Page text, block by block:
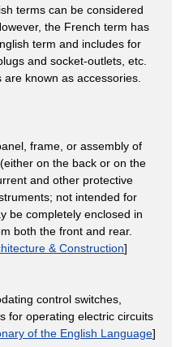
terms can be considered
the French term has
term and includes for
and socket-outlets, etc.
known as accessories.
frame, or assembly of
on the back or on the
and other protective
not intended for
be completely enclosed in
both the front and rear.
& Construction]
control switches,
for operating electric circuits
of the English Language]